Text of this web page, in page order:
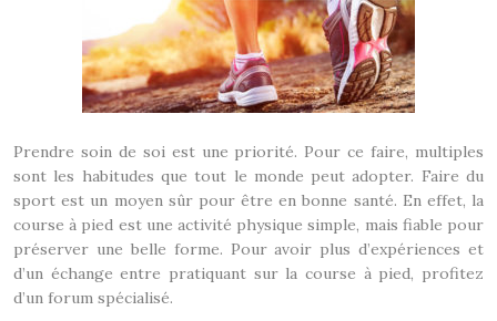
Prendre soin de soi est une priorité. Pour ce faire, multiples
sont les habitudes que tout le monde peut adopter. Faire du
sport est un moyen sûr pour être en bonne santé. En effet, la
course à pied est une activité physique simple, mais fiable pour
préserver une belle forme. Pour avoir plus d’expériences et
d’un échange entre pratiquant sur la course à pied, profitez
d’un forum spécialisé.